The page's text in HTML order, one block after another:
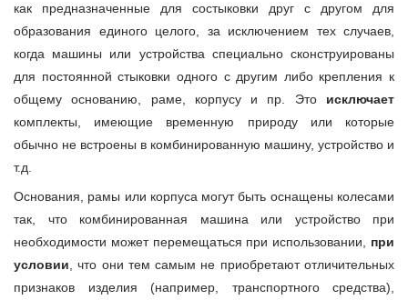
как предназначенные для состыковки друг с другом для
образования единого целого, за исключением тех случаев,
когда машины или устройства специально сконструированы
для постоянной стыковки одного с другим либо крепления к
общему основанию, раме, корпусу и пр. Это исключает
комплекты, имеющие временную природу или которые
обычно не встроены в комбинированную машину, устройство и
т.д.
Основания, рамы или корпуса могут быть оснащены колесами
так, что комбинированная машина или устройство при
необходимости может перемещаться при использовании, при
условии , что они тем самым не приобретают отличительных
признаков изделия (например, транспортного средства),